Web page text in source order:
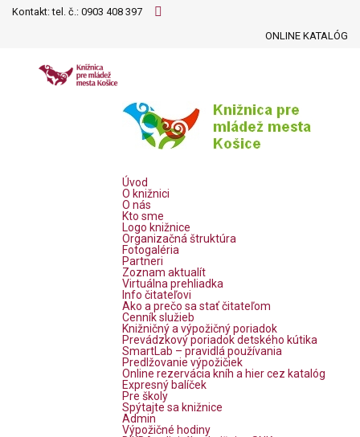
Kontakt: tel. č.: 0903 408 397
ONLINE KATALÓG
Úvod
O knižnici
O nás
Kto sme
Logo knižnice
Organizačná štruktúra
Fotogaléria
Partneri
Zoznam aktualít
Virtuálna prehliadka
Info čitateľovi
Ako a prečo sa stať čitateľom
Cenník služieb
Knižničný a výpožičný poriadok
Prevádzkový poriadok detského kútika
SmartLab – pravidlá používania
Predlžovanie výpožičiek
Online rezervácia kníh a hier cez katalóg
Expresný balíček
Pre školy
Spýtajte sa knižnice
Admin
Výpožičné hodiny